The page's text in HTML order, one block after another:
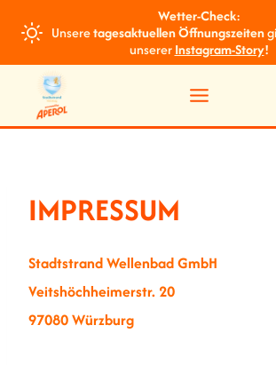
Inhalt
springen
Wetter-Check:
Unseretagesaktuellen Öffnungszeiten
unserer Instagram-Story!
IMPRESSUM
Stadtstrand Wellenbad GmbH
Veitshöchheimerstr. 20
97080 Würzburg